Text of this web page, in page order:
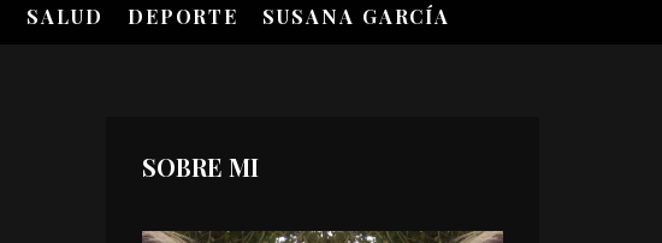
SALUD DEPORTE SUSANA GARCÍA
SOBRE MI